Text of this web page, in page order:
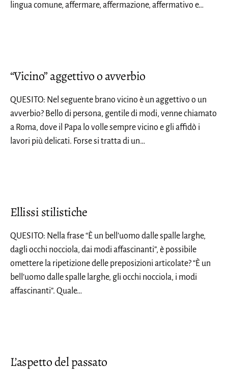
lingua comune, affermare, affermazione, affermativo e…
“Vicino” aggettivo o avverbio
QUESITO: Nel seguente brano vicino è un aggettivo o un
avverbio? Bello di persona, gentile di modi, venne chiamato
a Roma, dove il Papa lo volle sempre vicino e gli affidò i
lavori più delicati. Forse si tratta di un…
Ellissi stilistiche
QUESITO: Nella frase “È un bell’uomo dalle spalle larghe,
dagli occhi nocciola, dai modi affascinanti”, è possibile
omettere la ripetizione delle preposizioni articolate? “È un
bell’uomo dalle spalle larghe, gli occhi nocciola, i modi
affascinanti”. Quale…
L’aspetto del passato